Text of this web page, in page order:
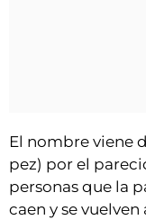
El nombre viene
pez) por el
personas que la
caen y se